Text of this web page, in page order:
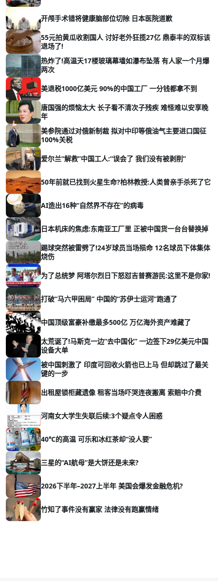
开颅手术错将健康脑部位切除 日本医院道歉
55元拍黄瓜收割国人 讨好老外狂揽27亿 鼎泰丰的双标该
退场了!
热炸了!高温天17楼玻璃幕墙如瀑布坠落 有人家一个月爆
两次
美退税1000亿美元 90%的中国工厂 一分钱都拿不到
唐国强的烦恼太大 长子看不清次子残疾 难怪难以安享晚
年
美参院通过对俄新制裁 拟对中印等俄油气主要进口国征
100%关税
爱尔兰“解救”中国工人:“误会了 我们没有被剥削”
50年前就已找到火星生命?柏林教授:人类曾亲手杀死了它
AI造出16种“自然界不存在”的病毒
日本机床的焦虑:东南亚工厂里 正被中国货一台台替换掉
踢球突然被雷劈了!24岁球员当场殒命 12名球员下体集体
烧伤
为了总统梦 阿塔尔烈日下怒怼吉普赛游民:这里不是你家!
打破“马六甲困局” 中国的“苏伊士运河”跑通了
中国顶级富豪补缴最多500亿 万亿海外资产难藏了
太荒诞了!马斯克一边“去中国化” 一边签下29亿美元中国
设备大单
被中国刺激了 印度可回收火箭也已上马 但却跳过了最关
键的一步
出租屋锁柜藏遗像 租客当场吓哭连夜搬离 索赔中介费
河南女大学生失联后续:3个疑点令人困惑
40℃的高温 可乐和冰红茶却“没人要”
三星的“AI航母”是大饼还是未来?
2026下半年–2027上半年 美国会爆发金融危机?
竹知了事件没有赢家 法律没有跑赢情绪